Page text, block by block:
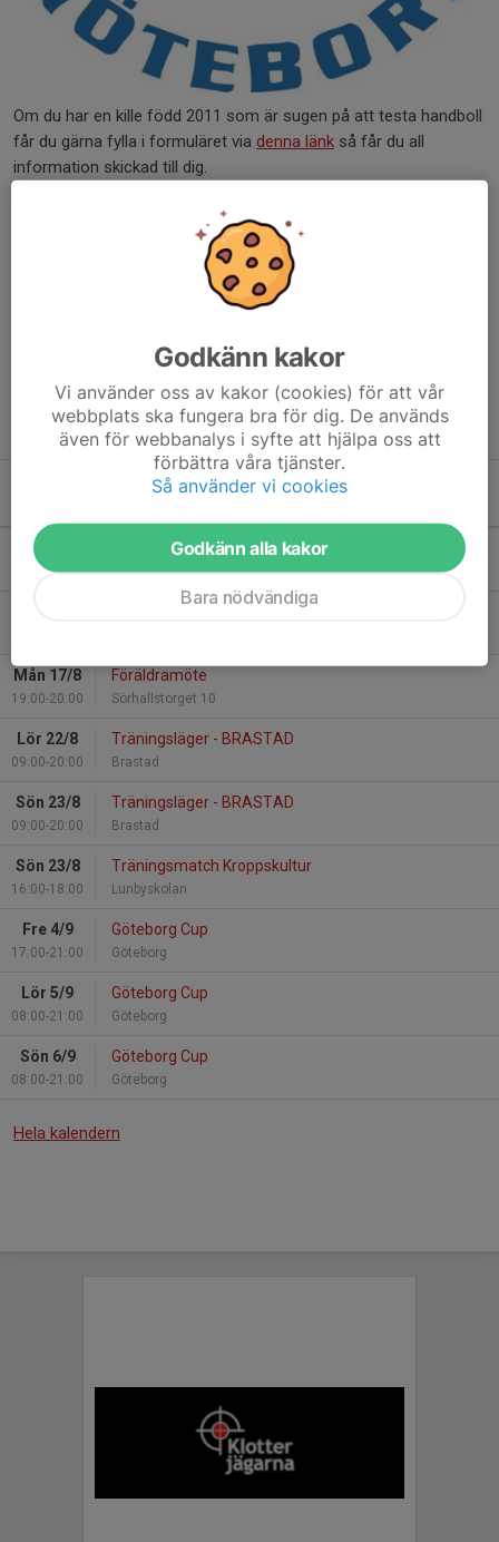
Om du har en kille född 2011 som är sugen på att testa handboll
får du gärna fylla i formuläret via denna länk så får du all
information skickad till dig.
Träningstider denna säsong är:
Tisdagar 17:00 - 18:30 Lundbyskolan
Torsdagar 20:00 - 21:00 Lundbystrand 5 (fr.o.m. 1 nov)
Varmt välkomna!
Tis 11/8
17:00-18:00
Träningsstart v33
Färjenäs Utegym vid fotbollsplanen
Mån 17/8
19:00-20:00
Föräldramöte
Sörhallstorget 10
Lör 22/8
09:00-20:00
Träningsläger - BRASTAD
Brastad
Sön 23/8
09:00-20:00
Träningsläger - BRASTAD
Brastad
Sön 23/8
16:00-18:00
Träningsmatch Kroppskultur
Lunbyskolan
Fre 4/9
17:00-21:00
Göteborg Cup
Göteborg
Lör 5/9
08:00-21:00
Göteborg Cup
Göteborg
Sön 6/9
08:00-21:00
Göteborg Cup
Göteborg
Hela kalendern
Godkänn kakor
Vi använder oss av kakor (cookies) för att vår
webbplats ska fungera bra för dig. De används
även för webbanalys i syfte att hjälpa oss att
förbättra våra tjänster.
Så använder vi cookies
Godkänn alla kakor
Bara nödvändiga